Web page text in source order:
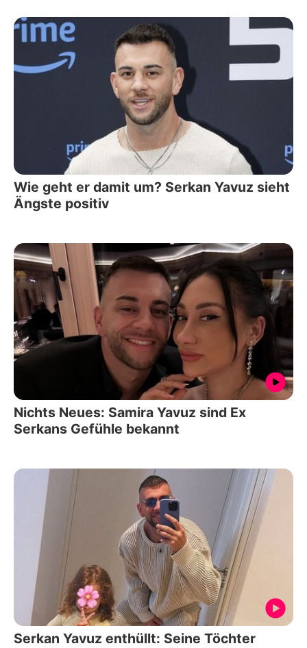
Wie geht er damit um? Serkan Yavuz sieht
Ängste positiv
Nichts Neues: Samira Yavuz sind Ex
Serkans Gefühle bekannt
Serkan Yavuz enthüllt: Seine Töchter